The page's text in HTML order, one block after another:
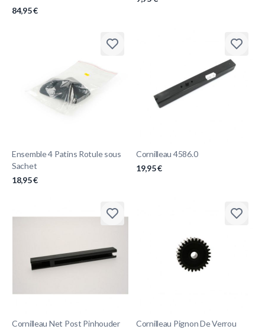
84,95 €
Ensemble 4 Patins Rotule sous
Sachet
18,95 €
Cornilleau 4586.0
19,95 €
Cornilleau Net Post Pinhouder
Cornilleau Pignon De Verrou